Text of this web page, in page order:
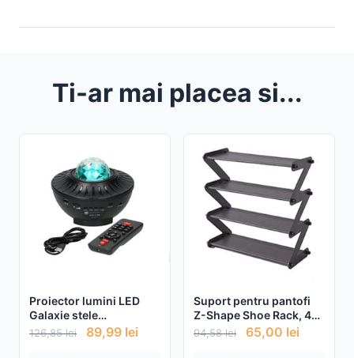
Ti-ar mai placea si...
Proiector lumini LED
Galaxie stele
multicolore, cu
telecomanda, port USB
126,85lei 89,99 lei
Suport pentru pantofi
Z-Shape Shoe Rack, 4
rafturi
94,58lei 65,00 lei